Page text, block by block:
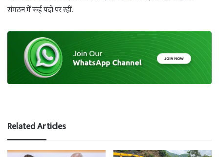
संगठन में कई पदों पर रहीं.
Related Articles